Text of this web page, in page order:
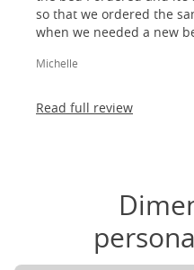
so that we ordered the
when we needed a new
Michelle
Read full review